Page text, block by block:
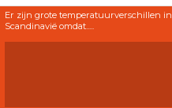
Er zijn grote temperatuurverschillen in
Scandinavië omdat.....